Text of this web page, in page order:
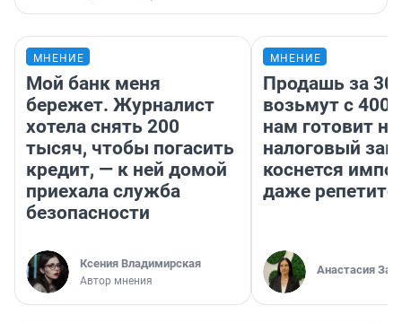
МНЕНИЕ
Мой банк меня
бережет. Журналист
хотела снять 200
тысяч, чтобы погасить
кредит, — к ней домой
приехала служба
безопасности
Ксения Владимирская
Автор мнения
МНЕНИЕ
Продашь за
возьмут с
нам готовит
налоговый
коснется
даже
Анастасия